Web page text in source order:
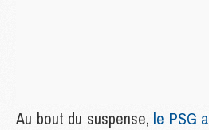
Au bout du suspense, le PSG